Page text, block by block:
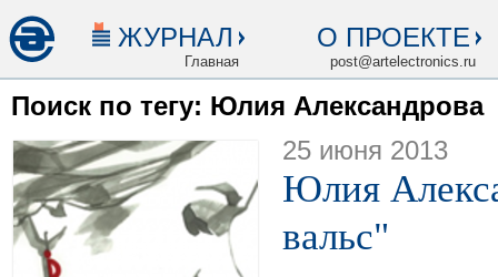
ЖУРНАЛ
Главная
О ПРОЕКТЕ
post@artelectronics.ru
Поиск по тегу: Юлия Александрова
25 июня 2013
Юлия
вальс"